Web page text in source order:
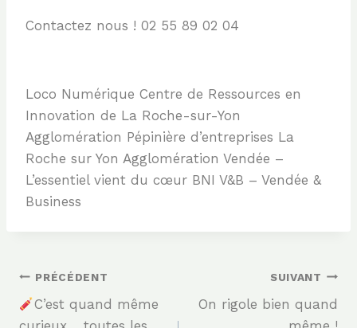
Contactez nous ! 02 55 89 02 04
Loco Numérique Centre de Ressources en
Innovation de La Roche-sur-Yon
Agglomération Pépinière d’entreprises La
Roche sur Yon Agglomération Vendée –
L’essentiel vient du cœur BNI V&B – Vendée &
Business
Navigation
PRÉCÉDENT
C’est quand même
SUIVANT
On rigole bien quand